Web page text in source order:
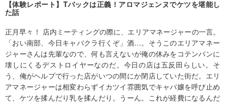
【体験レポート】Tバックは正義！アロマジェンヌでケツを堪能し
た話
正月早々！ 店内ミーティングの際に、エリアマネージャーの一言。
「おい南部、今日キャバクラ行くぞ」酒…。そうこのエリアマネー
ジャーさんは先輩なので、何も言えないが俺の休みをコテンパンに
壊しにくるデストロイヤーなのだ。今日の店は五反田らしい。そ
う、俺がヘルプで行った店がいつの間にか閉店していた街だ。エリ
アマネージャーは相変わらずイカツイ雰囲気でキャバ嬢を呼び止め
て、ケツを揉んだり乳を揉んだり。うーん。これが経費になるんだ